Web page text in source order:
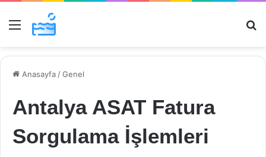
Menü
Anasayfa /Genel
Antalya ASAT Fatura
Sorgulama İşlemleri